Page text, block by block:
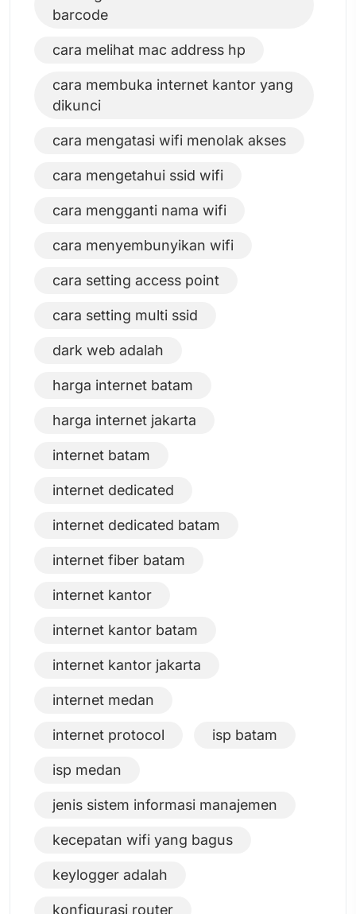
barcode
cara melihat mac address hp
cara membuka internet kantor yang
dikunci
cara mengatasi wifi menolak akses
cara mengetahui ssid wifi
cara mengganti nama wifi
cara menyembunyikan wifi
cara setting access point
cara setting multi ssid
dark web adalah
harga internet batam
harga internet jakarta
internet batam
internet dedicated
internet dedicated batam
internet fiber batam
internet kantor
internet kantor batam
internet kantor jakarta
internet medan
internet protocol isp batam
isp medan
jenis sistem informasi manajemen
kecepatan wifi yang bagus
keylogger adalah
konfigurasi router